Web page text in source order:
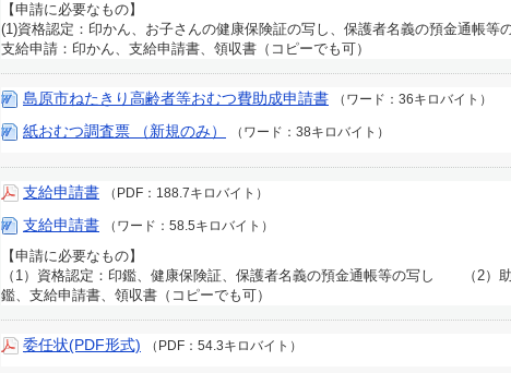
【申請に必要なもの】
(1)資格認定：印かん、お子さんの健康保険証の写し、保護者名義の預金通帳
支給申請：印かん、支給申請書、領収書（コピーでも可）
島原市ねたきり高齢者等おむつ費助成申請書 （ワード：36キロバイト）
紙おむつ調査票 （新規のみ） （ワード：38キロバイト）
支給申請書 （PDF：188.7キロバイト）
支給申請書 （ワード：58.5キロバイト）
【申請に必要なもの】
（1）資格認定：印鑑、健康保険証、保護者名義の預金通帳等の写し （2）
鑑、支給申請書、領収書（コピーでも可）
委任状(PDF形式) （PDF：54.3キロバイト）